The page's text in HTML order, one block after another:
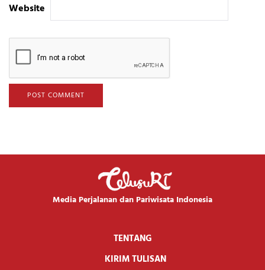
Website
Media Perjalanan dan Pariwisata Indonesia
TENTANG
KIRIM TULISAN